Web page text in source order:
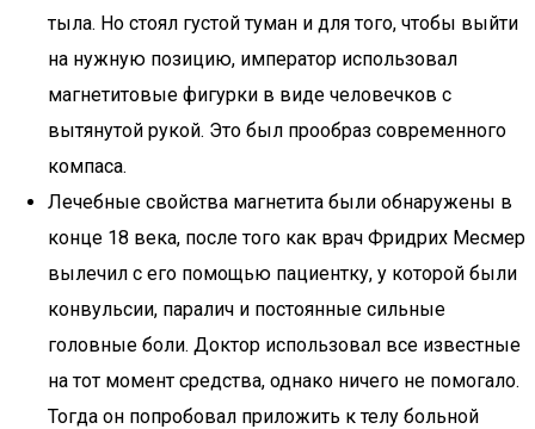
тыла. Но стоял густой туман и для того, чтобы выйти
на нужную позицию, император использовал
магнетитовые фигурки в виде человечков с
вытянутой рукой. Это был прообраз современного
компаса.
Лечебные свойства магнетита были обнаружены в
конце 18 века, после того как врач Фридрих Месмер
вылечил с его помощью пациентку, у которой были
конвульсии, паралич и постоянные сильные
головные боли. Доктор использовал все известные
на тот момент средства, однако ничего не помогало.
Тогда он попробовал приложить к телу больной